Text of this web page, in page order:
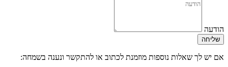
הודעה
שליחה
אם יש לך שאלות נוספות מוזמנת לכתוב או להתקשר ונענה בשמחה: